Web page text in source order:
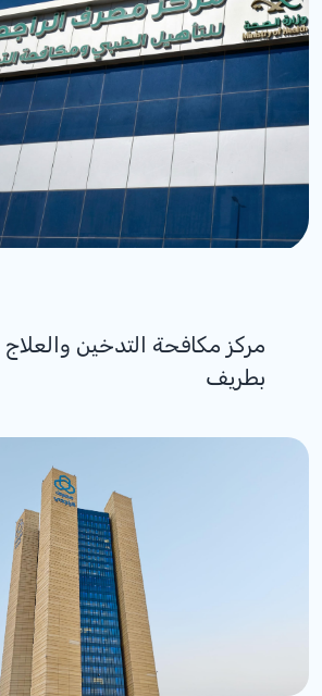
مركز مكافحة التدخين
بطريف